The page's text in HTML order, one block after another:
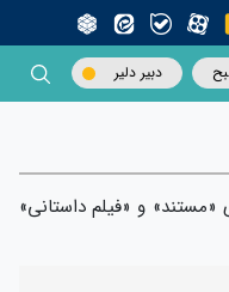
دبیر دلیر
و «فیلم داستانی»